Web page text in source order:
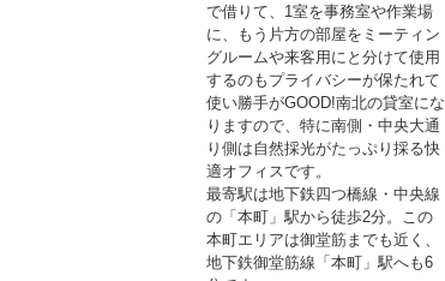
で借りて、1室を事務室や作業場
に、もう片方の部屋をミーティン
グルームや来客用にと分けて使用
するのもプライバシーが保たれて
使い勝手がGOOD!南北の貸室にな
りますので、特に南側・中央大通
り側は自然採光がたっぷり採る快
適オフィスです。
最寄駅は地下鉄四つ橋線・中央線
の「本町」駅から徒歩2分。この
本町エリアは御堂筋までも近く、
地下鉄御堂筋線「本町」駅へも6